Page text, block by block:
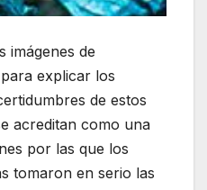
imágenes de
explicar los
de estos
acreditan como una
por las que los
tomaron en serio las